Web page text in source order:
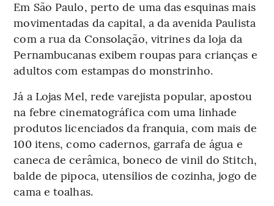
Em São Paulo, perto de uma das esquinas mais
movimentadas da capital, a da avenida Paulista
com a rua da Consolação, vitrines da loja da
Pernambucanas exibem roupas para crianças e
adultos com estampas do monstrinho.
Já a Lojas Mel, rede varejista popular, apostou
na febre cinematográfica com uma linhade
produtos licenciados da franquia, com mais de
100 itens, como cadernos, garrafa de água e
caneca de cerâmica, boneco de vinil do Stitch,
balde de pipoca, utensílios de cozinha, jogo de
cama e toalhas.